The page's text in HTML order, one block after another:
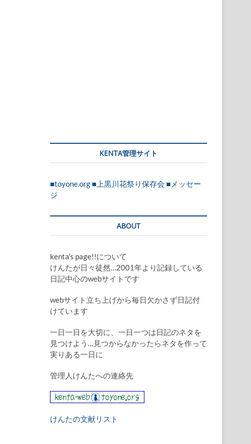
KENTA管理サイト
■toyone.org ■上黒川花祭り保存会 ■メッセー
ジ
ABOUT
kenta's page!!について
けんたが日々徒然…2001年より記録している
日記中心のwebサイトです
webサイト立ち上げから毎日欠かさず日記付
けています
一日一日を大切に、一日一つは日記のネタを
見つけよう…見つからなかったらネタを作って
実りある一日に
管理人けんたへの連絡先
けんたの文献リスト